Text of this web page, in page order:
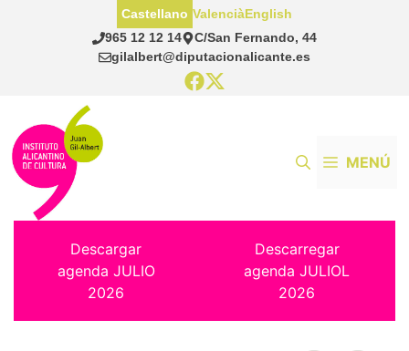
965 12 12 14
C/San Fernando, 44
gilalbert@diputacionalicante.es
Castellano ValenciàEnglish
MENÚ
Descargar
agenda JULIO
2026
Descarregar
agenda JULIOL
2026